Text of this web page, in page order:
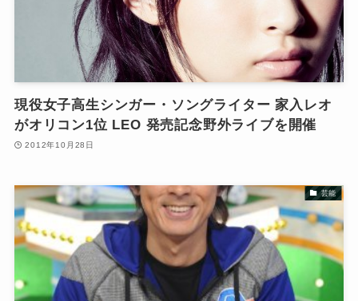
現役女子高生シンガー・ソングライター 家入レオ
がオリコン1位 LEO 発売記念野外ライブを開催
2012年10月28日
芸能